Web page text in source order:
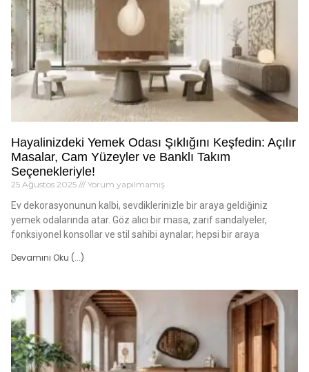
Hayalinizdeki Yemek Odası Şıklığını Keşfedin: Açılır
Masalar, Cam Yüzeyler ve Banklı Takım
Seçenekleriyle!
25 Ağustos 2025 Yorum yapılmamış
Ev dekorasyonunun kalbi, sevdiklerinizle bir araya geldiğiniz
yemek odalarında atar. Göz alıcı bir masa, zarif sandalyeler,
fonksiyonel konsollar ve stil sahibi aynalar; hepsi bir araya
Devamını Oku (...)